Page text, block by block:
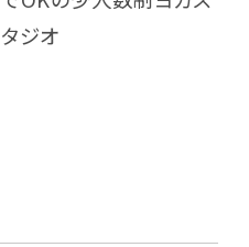
タジオ